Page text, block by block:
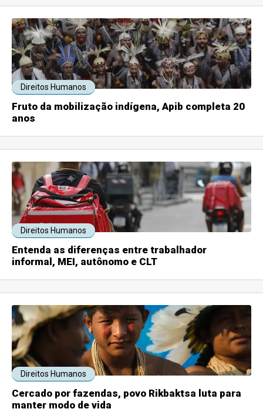
Direitos Humanos
Fruto da mobilização indígena, Apib completa 20
anos
Direitos Humanos
Entenda as diferenças entre trabalhador
informal, MEI, autônomo e CLT
Direitos Humanos
Cercado por fazendas, povo Rikbaktsa luta para
manter modo de vida